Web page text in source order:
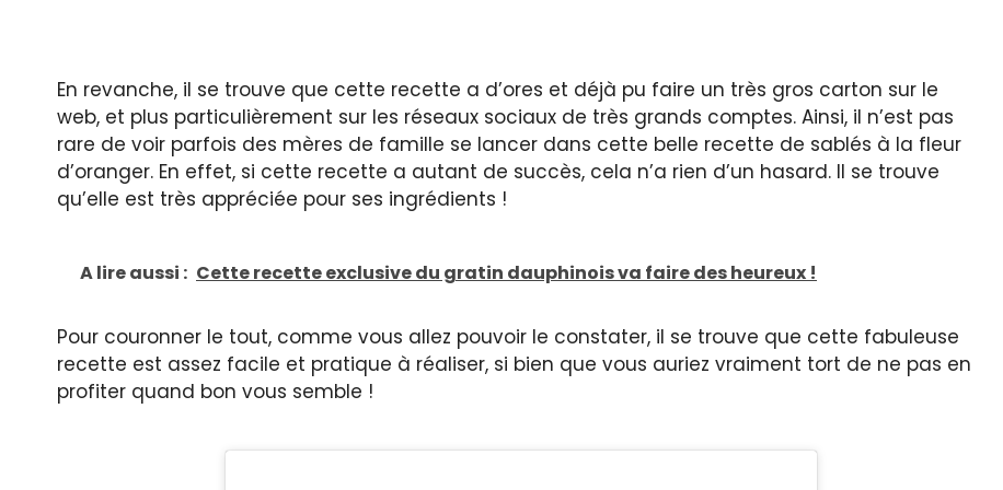
En revanche, il se trouve que cette recette a d’ores et déjà pu faire un très gros carton sur le
web, et plus particulièrement sur les réseaux sociaux de très grands comptes. Ainsi, il n’est pas
rare de voir parfois des mères de famille se lancer dans cette belle recette de sablés à la fleur
d’oranger. En effet, si cette recette a autant de succès, cela n’a rien d’un hasard. Il se trouve
qu’elle est très appréciée pour ses ingrédients !
A lire aussi : Cette recette exclusive du gratin dauphinois va faire des heureux !
Pour couronner le tout, comme vous allez pouvoir le constater, il se trouve que cette fabuleuse
recette est assez facile et pratique à réaliser, si bien que vous auriez vraiment tort de ne pas en
profiter quand bon vous semble !